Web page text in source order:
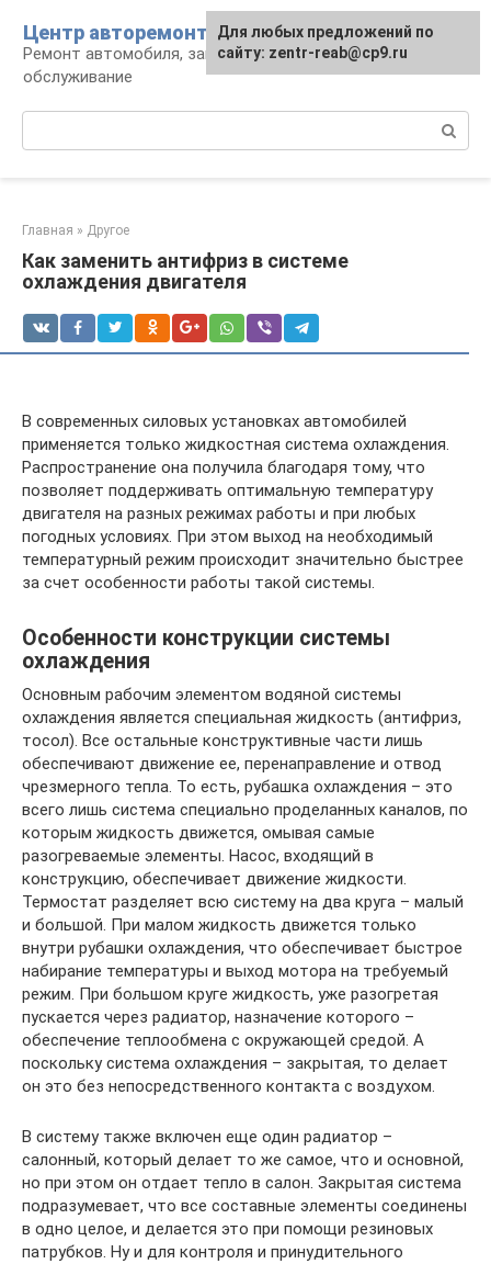
контенту
Центр авторемонта
Ремонт автомобиля, запчасти и
обслуживание
Главная » Другое
Как заменить антифриз в системе
охлаждения двигателя
В современных силовых установках автомобилей
применяется только жидкостная система охлаждения.
Распространение она получила благодаря тому, что
позволяет поддерживать оптимальную температуру
двигателя на разных режимах работы и при любых
погодных условиях. При этом выход на необходимый
температурный режим происходит значительно быстрее
за счет особенности работы такой системы.
Особенности конструкции системы
охлаждения
Основным рабочим элементом водяной системы
охлаждения является специальная жидкость (антифриз,
тосол). Все остальные конструктивные части лишь
обеспечивают движение ее, перенаправление и отвод
чрезмерного тепла. То есть, рубашка охлаждения – это
всего лишь система специально проделанных каналов, по
которым жидкость движется, омывая самые
разогреваемые элементы. Насос, входящий в
конструкцию, обеспечивает движение жидкости.
Термостат разделяет всю систему на два круга – малый
и большой. При малом жидкость движется только
внутри рубашки охлаждения, что обеспечивает быстрое
набирание температуры и выход мотора на требуемый
режим. При большом круге жидкость, уже разогретая
пускается через радиатор, назначение которого –
обеспечение теплообмена с окружающей средой. А
поскольку система охлаждения – закрытая, то делает
он это без непосредственного контакта с воздухом.
В систему также включен еще один радиатор –
салонный, который делает то же самое, что и основной,
но при этом он отдает тепло в салон. Закрытая система
подразумевает, что все составные элементы соединены
в одно целое, и делается это при помощи резиновых
патрубков. Ну и для контроля и принудительного
Для любых предложений по
сайту: zentr-reab@cp9.ru